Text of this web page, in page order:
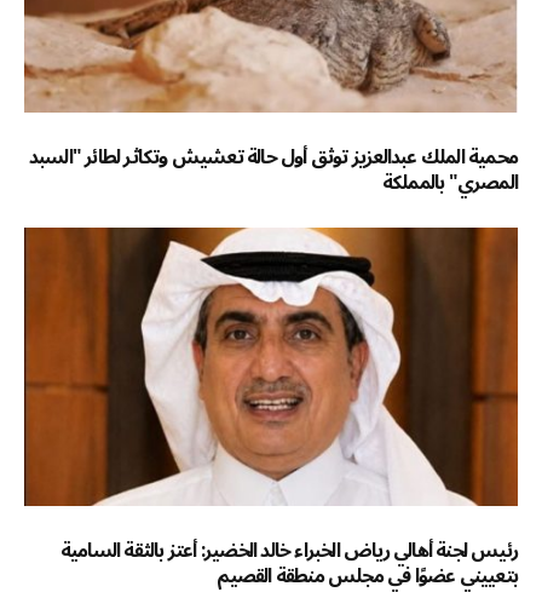
محمية الملك عبدالعزيز توثق أول حالة تعشيش وتكاثر لطائر "السبد
المصري" بالمملكة
رئيس لجنة أهالي رياض الخبراء خالد الخضير: أعتز بالثقة السامية
بتعييني عضوًا في مجلس منطقة القصيم